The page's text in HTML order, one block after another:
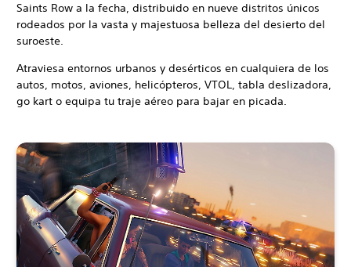
Saints Row a la fecha, distribuido en nueve distritos únicos
rodeados por la vasta y majestuosa belleza del desierto del
suroeste.
Atraviesa entornos urbanos y desérticos en cualquiera de los
autos, motos, aviones, helicópteros, VTOL, tabla deslizadora,
go kart o equipa tu traje aéreo para bajar en picada.